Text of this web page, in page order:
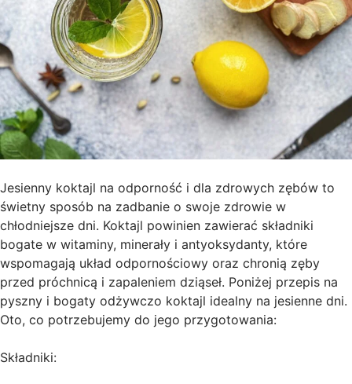
Jesienny koktajl na odporność i dla zdrowych zębów to
świetny sposób na zadbanie o swoje zdrowie w
chłodniejsze dni. Koktajl powinien zawierać składniki
bogate w witaminy, minerały i antyoksydanty, które
wspomagają układ odpornościowy oraz chronią zęby
przed próchnicą i zapaleniem dziąseł. Poniżej przepis na
pyszny i bogaty odżywczo koktajl idealny na jesienne dni.
Oto, co potrzebujemy do jego przygotowania:
Składniki: